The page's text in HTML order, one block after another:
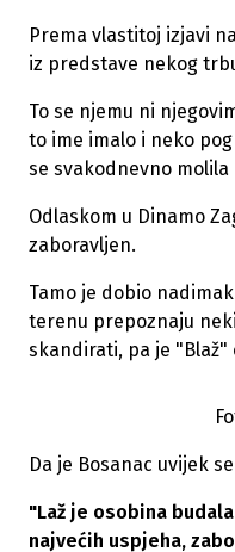
Prema vlastitoj izjavi
iz predstave nekog
To se njemu ni
to ime imalo i neko
se svakodnevno
Odlaskom u Dinamo
zaboravljen.
Tamo je dobio
terenu prepoznaju
skandirati, pa je "Blaž"
Da je Bosanac uvijek
"Laž je osobina
najvećih uspjeha,